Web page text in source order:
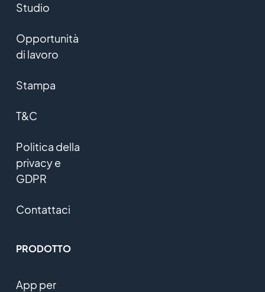
Studio
Opportunità
di lavoro
Stampa
T&C
Politica della
privacy e
GDPR
Contattaci
PRODOTTO
App per